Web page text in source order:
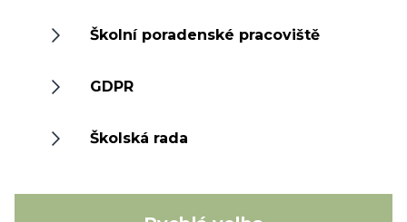
Školní poradenské pracoviště
GDPR
Školská rada